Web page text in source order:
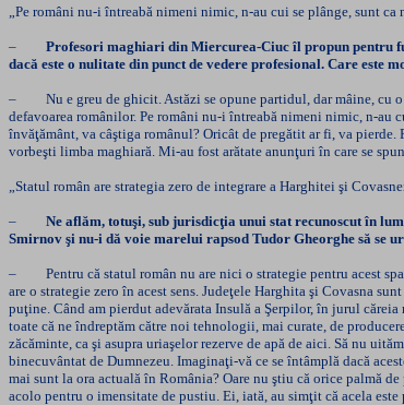
„Pe români nu-i întreabă nimeni nimic, n-au cui se plânge, sunt
– Profesori maghiari din Miercurea-Ciuc îl propun pentru
dacă este o nulitate din punct de vedere profesional. Care este
– Nu e greu de ghicit. Astăzi se opune partidul, dar mâine, cu o
defavoarea românilor. Pe români nu-i întreabă nimeni nimic, n-au
învăţământ, va câştiga românul? Oricât de pregătit ar fi, va
vorbeşti limba maghiară. Mi-au fost arătate anunţuri în care se
„Statul român are strategia zero de integrare a Harghitei şi
– Ne aflăm, totuşi, sub jurisdicţia unui stat recunoscut în
Smirnov şi nu-i dă voie marelui rapsod Tudor Gheorghe să se
– Pentru că statul român nu are nici o strategie pentru acest
are o strategie zero în acest sens. Judeţele Harghita şi Covasna
puţine. Când am pierdut adevărata Insulă a Şerpilor, în jurul
toate că ne îndreptăm către noi tehnologii, mai curate, de
zăcăminte, ca şi asupra uriaşelor rezerve de apă de aici. Să nu
binecuvântat de Dumnezeu. Imaginaţi-vă ce se întâmplă dacă
mai sunt la ora actuală în România? Oare nu ştiu că orice palmă
acolo pentru o imensitate de pustiu. Ei, iată, au simţit că acela